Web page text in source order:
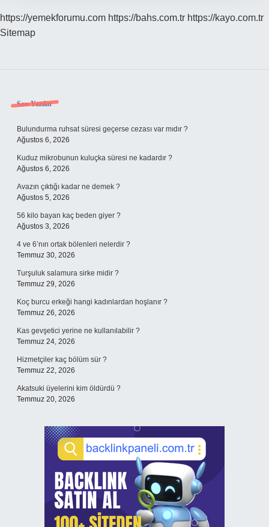
https://yemekforumu.com https://bahs.com.tr https://kayo.com.tr
Sitemap
Sidebar
Son Yazılar
Bulundurma ruhsat süresi geçerse cezası var mıdır ?
Ağustos 6, 2026
Kuduz mikrobunun kuluçka süresi ne kadardır ?
Ağustos 6, 2026
Avazın çıktığı kadar ne demek ?
Ağustos 5, 2026
56 kilo bayan kaç beden giyer ?
Ağustos 3, 2026
4 ve 6’nın ortak bölenleri nelerdir ?
Temmuz 30, 2026
Turşuluk salamura sirke midir ?
Temmuz 29, 2026
Koç burcu erkeği hangi kadınlardan hoşlanır ?
Temmuz 26, 2026
Kas gevşetici yerine ne kullanılabilir ?
Temmuz 24, 2026
Hizmetçiler kaç bölüm sür ?
Temmuz 22, 2026
Akatsuki üyelerini kim öldürdü ?
Temmuz 20, 2026